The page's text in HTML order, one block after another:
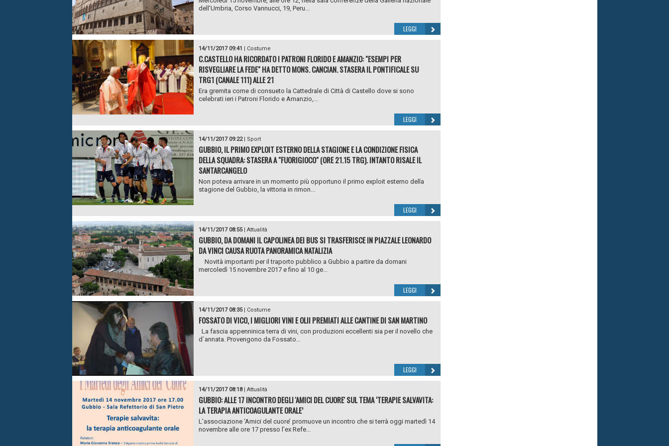
dell’Umbria, Corso Vannucci, 19, Peru...
LEGGI
14/11/2017 09:41 | Costume
C.CASTELLO HA RICORDATO I PATRONI FLORIDO E AMANZIO: "ESEMPI PER
RISVEGLIARE LA FEDE" HA DETTO MONS. CANCIAN. STASERA IL PONTIFICALE SU
TRG1 (CANALE 111) ALLE 21
Era gremita come di consueto la Cattedrale di Città di Castello dove si sono
celebrati ieri i Patroni Florido e Amanzio,...
LEGGI
14/11/2017 09:22| Sport
GUBBIO, IL PRIMO EXPLOIT ESTERNO DELLA STAGIONE E LA CONDIZIONE FISICA
DELLA SQUADRA: STASERA A "FUORIGIOCO" (ORE 21.15 TRG). INTANTO RISALE IL
SANTARCANGELO
Non poteva arrivare in un momento più opportuno il primo exploit esterno della
stagione del Gubbio, la vittoria in rimon...
LEGGI
14/11/2017 08:55| Attualità
GUBBIO, DA DOMANI IL CAPOLINEA DEI BUS SI TRASFERISCE IN PIAZZALE LEONARDO
DA VINCI CAUSA RUOTA PANORAMICA NATALIZIA
Novità importanti per il traporto pubblico a Gubbio a partire da domani
mercoledì 15 novembre 2017 e fino al 10 ge...
LEGGI
14/11/2017 08:35| Costume
FOSSATO DI VICO, I MIGLIORI VINI E OLII PREMIATI ALLE CANTINE DI SAN MARTINO
La fascia appenninica terra di vini, con produzioni eccellenti sia per il novello che
d`annata. Provengono da Fossato...
LEGGI
14/11/2017 08:18| Attualità
GUBBIO: ALLE 17 INCONTRO DEGLI 'AMICI DEL CUORE' SUL TEMA ‘TERAPIE SALVAVITA:
LA TERAPIA ANTICOAGULANTE ORALE’
L’associazione ‘Amici del cuore’ promuove un incontro che si terrà oggi martedì 14
novembre alle ore 17 presso l’ex Refe...